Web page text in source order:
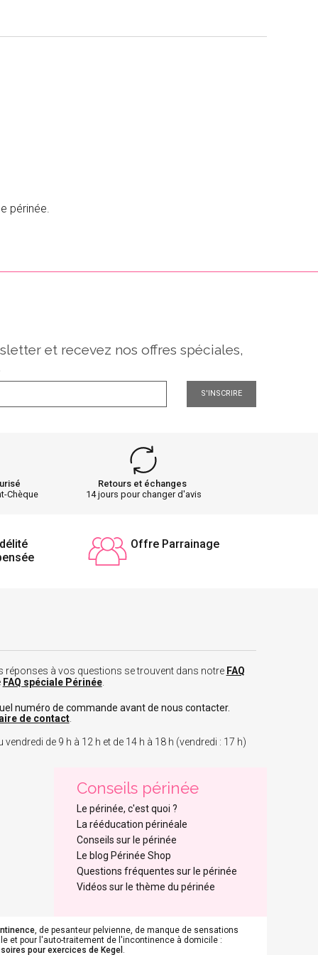
périnée.
et recevez nos offres spéciales,
S'INSCRIRE
Chèque
Retours et échanges
14 jours pour changer d'avis
Offre Parrainage
réponses à vos questions se trouvent dans notre FAQ
FAQ spéciale Périnée.
numéro de commande avant de nous contacter.
de contact.
de 9 h à 12 h et de 14 h à 18 h (vendredi : 17 h)
Conseils périnée
Le périnée, c'est quoi ?
La rééducation périnéale
Conseils sur le périnée
Le blog Périnée Shop
Questions fréquentes sur le périnée
Vidéos sur le thème du périnée
, de pesanteur pelvienne, de manque de sensations
et pour l'auto-traitement de l'incontinence à domicile :
pour exercices de Kegel .